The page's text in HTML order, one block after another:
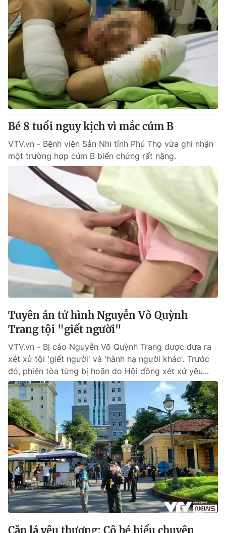
® Cấm sao chép dưới mọi hình thức nếu không có sự chấp
thuận bằng văn bản. Ghi rõ nguồn VTV.vn khi phát hành lại
thông tin từ website này.
Bé 8 tuổi nguy kịch vì mắc cúm B
VTV.vn - Bệnh viện Sản Nhi tỉnh Phú Thọ vừa ghi nhận
một trường hợp cúm B biến chứng rất nặng.
Tuyên án tử hình Nguyễn Võ Quỳnh
Trang tội "giết người"
VTV.vn - Bị cáo Nguyễn Võ Quỳnh Trang được đưa ra
xét xử tội 'giết người' và 'hành hạ người khác'. Trước
đó, phiên tòa từng bị hoãn do Hội đồng xét xử yêu...
Cặp lá yêu thương: Cô bé hiểu chuyện